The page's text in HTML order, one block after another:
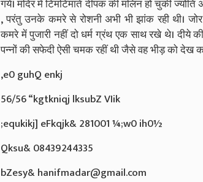
गये। मंदिर में टिमटिमाते दीपक की मलिन हो चुकी ज्योति
, परंतु उनके कमरे से रोशनी अभी भी झांक रही थी।
कमरे में पुजारी नहीं दो धर्म ग्रंथ एक साथ रखे थे। दीये
पन्नों की सफेदी ऐसी चमक रहीं थी जैसे वह भीड़ को देख
,e0 guhQ enkj
56/56 “kgtkniqj lksubZ VIik
;equkikj] eFkqjk& 281001 ¼;w0 ih0½
Qksu& 08439244335
bZesy& hanifmadar@gmail.com